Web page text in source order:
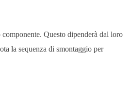
Questo dipenderà dal loro
la sequenza di smontaggio per